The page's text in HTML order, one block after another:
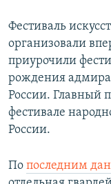
Фестиваль
организовали
приурочили
рождения
России. Главный
фестивале
России.
По последним